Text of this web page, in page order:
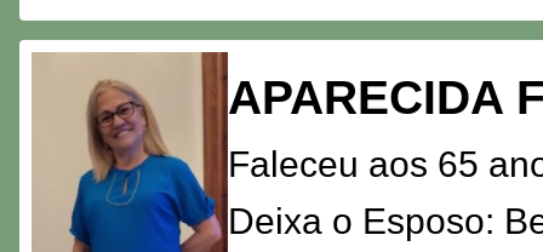
APARECIDA
Faleceu aos 65
Deixa o Esposo: